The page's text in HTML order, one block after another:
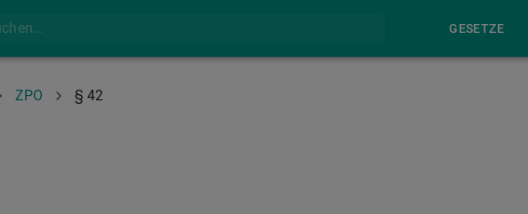
GESETZE
ZPO § 42